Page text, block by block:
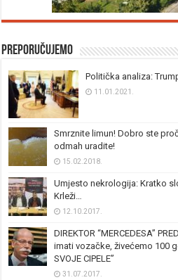
Preporučujemo
Politička analiza:
11.01.2021.
Smrznite limun! Dobro ste
odmah uradite!
15.02.2018.
Umjesto nekrologija: Kratko
Krleži…
12.10.2017.
DIREKTOR “MERCEDESA”
imati vozačke, živećemo 100
SVOJE CIPELE”
31.07.2017.